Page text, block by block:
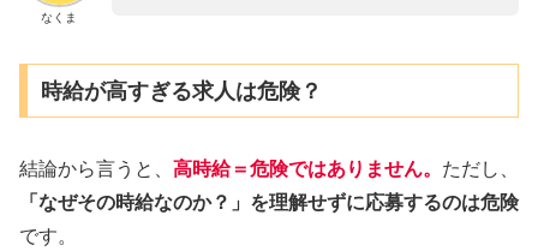
なくま
時給が高すぎる求人は危険？
結論から言うと、 高時給＝危険ではありません。 ただし、
「なぜその時給なのか？」を理解せずに応募するのは危険
です。